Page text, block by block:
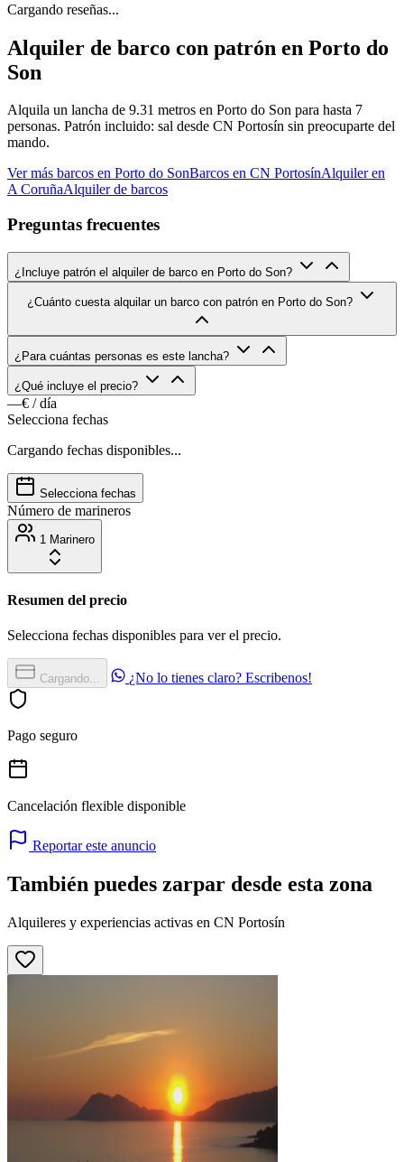
Cargando reseñas...
Alquiler de barco con patrón en Porto do
Son
Alquila un lancha de 9.31 metros en Porto do Son para hasta 7
personas. Patrón incluido: sal desde CN Portosín sin preocuparte del
mando.
Ver más barcos en Porto do SonBarcos en CN PortosínAlquiler en
A CoruñaAlquiler de barcos
Preguntas frecuentes
¿Incluye patrón el alquiler de barco en Porto do Son?
¿Cuánto cuesta alquilar un barco con patrón en Porto do Son?
¿Para cuántas personas es este lancha?
¿Qué incluye el precio?
—€ / día
Selecciona fechas
Cargando fechas disponibles...
Selecciona fechas
Número de marineros
1 Marinero
Resumen del precio
Selecciona fechas disponibles para ver el precio.
Cargando... ¿No lo tienes claro? Escribenos!
Pago seguro
Cancelación flexible disponible
Reportar este anuncio
También puedes zarpar desde esta zona
Alquileres y experiencias activas en CN Portosín